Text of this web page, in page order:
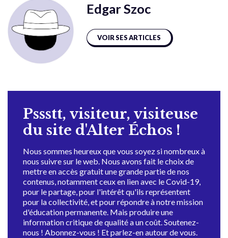
Edgar Szoc
VOIR SES ARTICLES
Pssstt, visiteur, visiteuse
du site d'Alter Échos !
Nous sommes heureux que vous soyez si nombreux à
nous suivre sur le web. Nous avons fait le choix de
mettre en accès gratuit une grande partie de nos
contenus, notamment ceux en lien avec le Covid-19,
pour le partage, pour l'intérêt qu'ils représentent
pour la collectivité, et pour répondre à notre mission
d'éducation permanente. Mais produire une
information critique de qualité a un coût. Soutenez-
nous ! Abonnez-vous ! Et parlez-en autour de vous.